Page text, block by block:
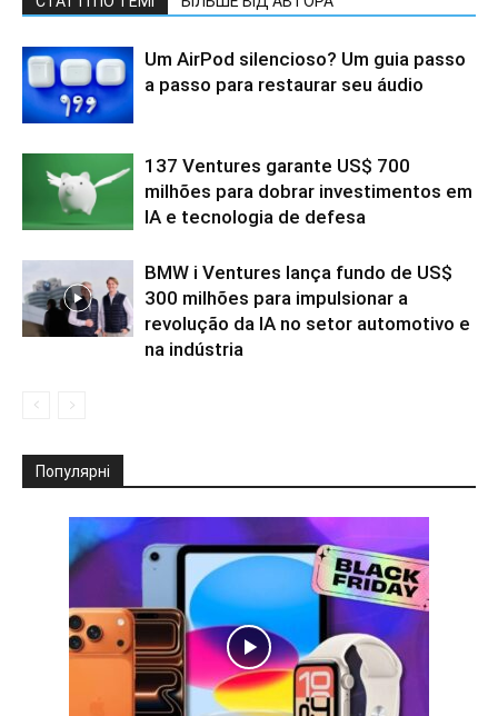
Um AirPod silencioso? Um guia passo
a passo para restaurar seu áudio
137 Ventures garante US$ 700
milhões para dobrar investimentos em
IA e tecnologia de defesa
BMW i Ventures lança fundo de US$
300 milhões para impulsionar a
revolução da IA no setor automotivo e
na indústria
Популярні